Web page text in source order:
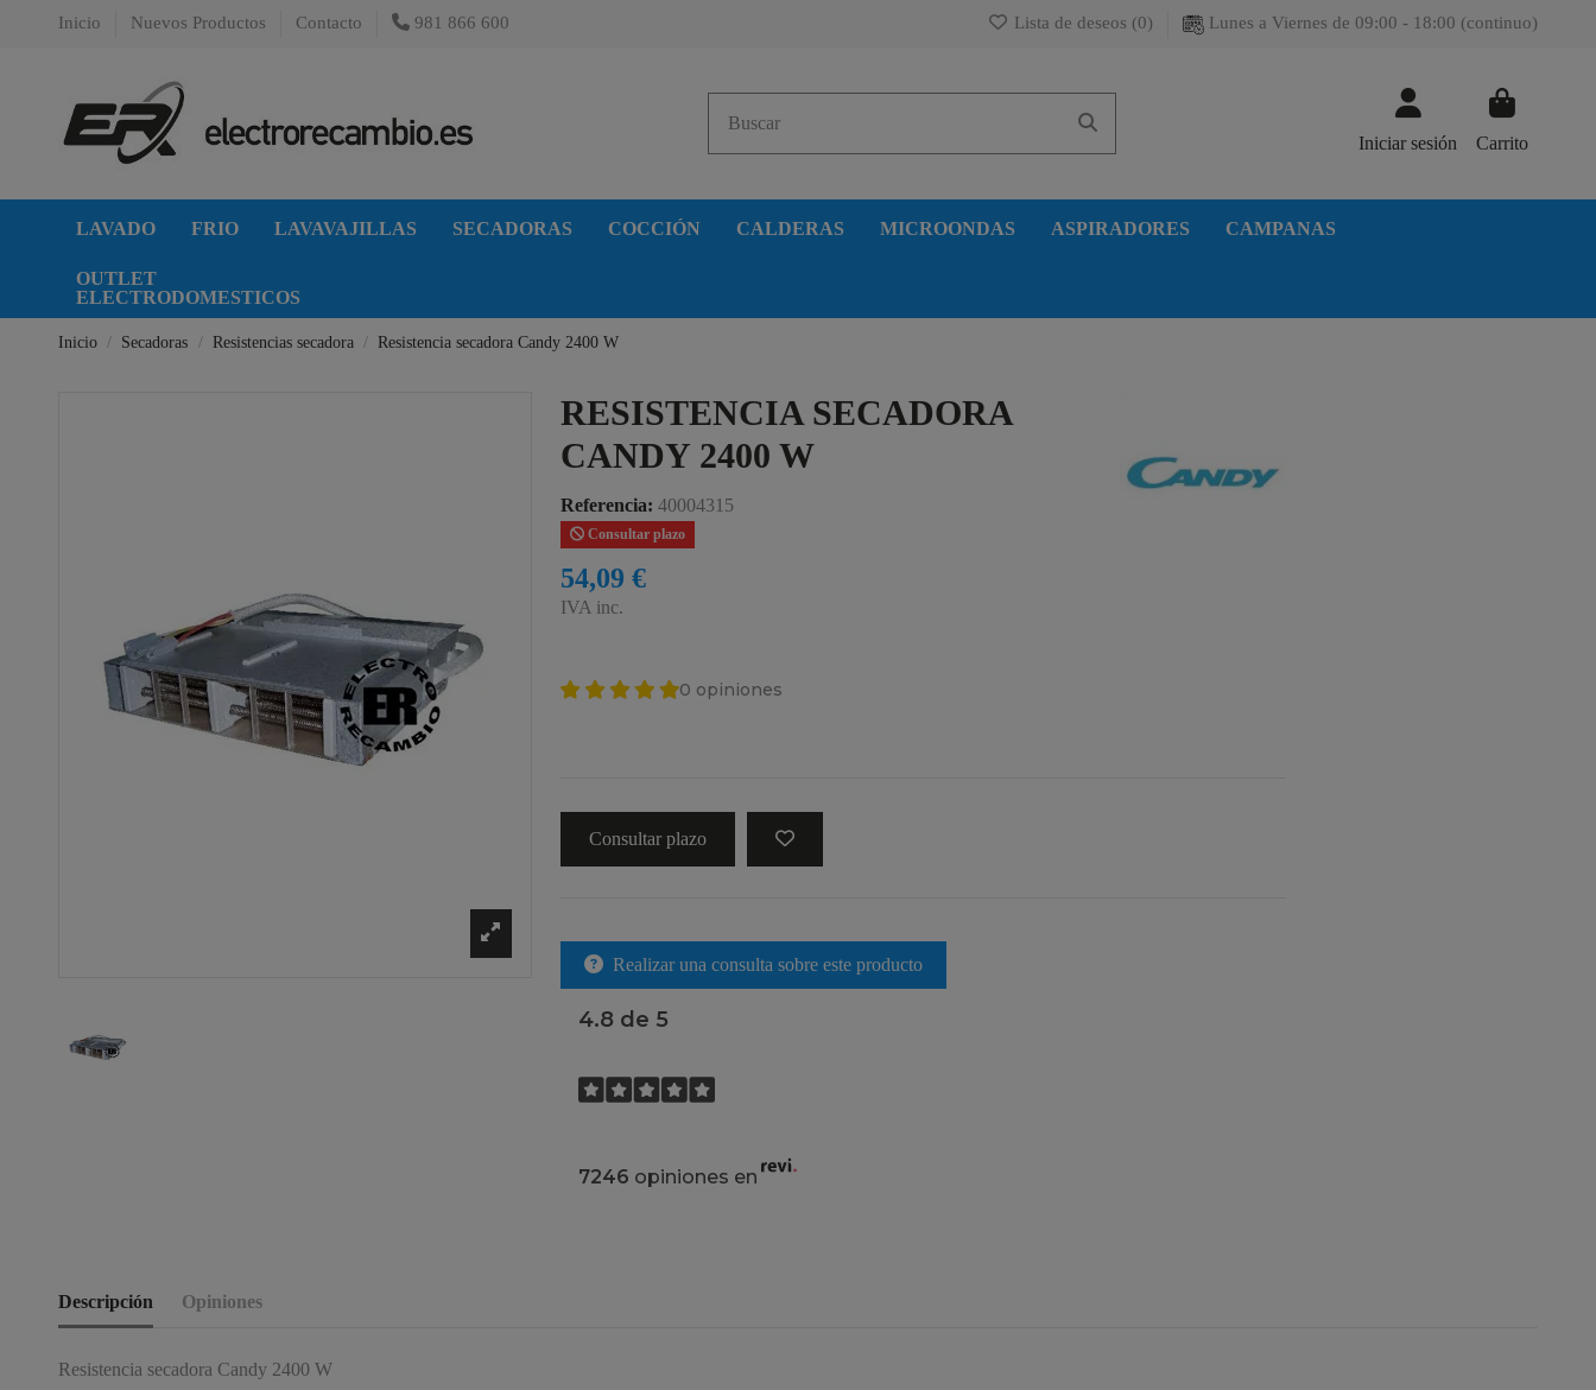
Inicio Nuevos Productos Contacto 981 866 600 Lista de deseos (0) Lunes a Viernes de 09:00 - 18:00 (continuo)
Iniciar sesión Carrito
LAVADO FRIO LAVAVAJILLAS SECADORAS COCCIÓN CALDERAS MICROONDAS ASPIRADORES CAMPANAS
OUTLET
ELECTRODOMESTICOS
Inicio Secadoras Resistencias secadora Resistencia secadora Candy 2400 W
RESISTENCIA SECADORA
CANDY 2400 W
Referencia: 40004315
Consultar plazo
54,09 €
IVA inc.
0 opiniones
Consultar plazo
Realizar una consulta sobre este producto
4.8 de 5
7246 opiniones en
Descripción Opiniones
Resistencia secadora Candy 2400 W